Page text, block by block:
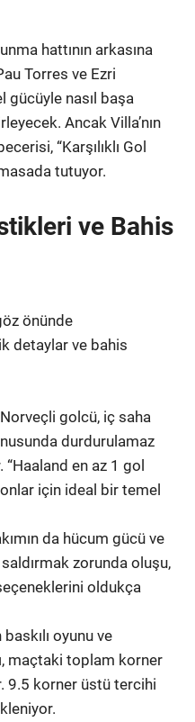
hattının arkasına
Torres ve Ezri
gücüyle nasıl başa
Ancak Villa’nın
“Karşılıklı Gol
tutuyor.
ve Bahis
önünde
detaylar ve bahis
Norveçli golcü, iç saha
durdurulamaz
en az 1 gol
için ideal bir temel
da hücum gücü ve
zorunda oluşu,
oldukça
baskılı oyunu ve
maçtaki toplam korner
9.5 korner üstü tercihi